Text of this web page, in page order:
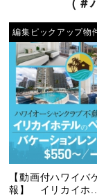
（
編集ピックアップ物
【動画付ハワイバ
報】 イリカイホ...